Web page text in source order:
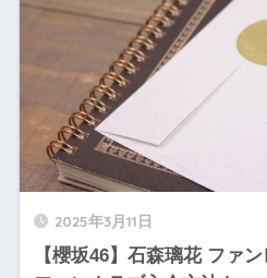
2025年3月11日
【櫻坂46】石森璃花 ファ